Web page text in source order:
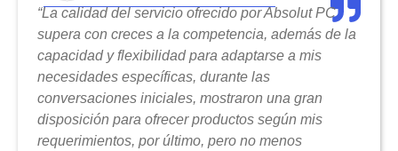
“La calidad del servicio ofrecido por Absolut PC
supera con creces a la competencia, además de la
capacidad y flexibilidad para adaptarse a mis
necesidades específicas, durante las
conversaciones iniciales, mostraron una gran
disposición para ofrecer productos según mis
requerimientos, por último, pero no menos